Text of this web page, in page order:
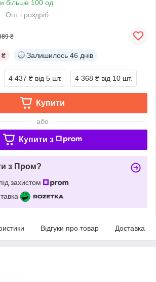
більше 100 од.
Опт і роздріб
₴
₴ Залишилось 46 днів
4 437 ₴ від 5 шт. 4 368 ₴ від 10 шт.
Купити
або
Купити з
з Пром?
захистом
Відгуки про товар Доставка